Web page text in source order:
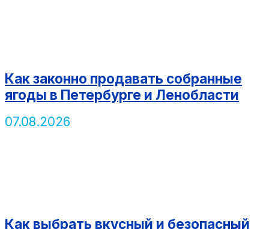
Как законно продавать собранные
ягоды в Петербурге и Ленобласти
07.08.2026
Как выбрать вкусный и безопасный